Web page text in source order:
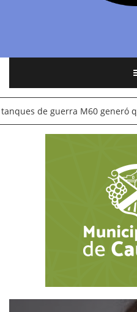
generó que hoy aquellas